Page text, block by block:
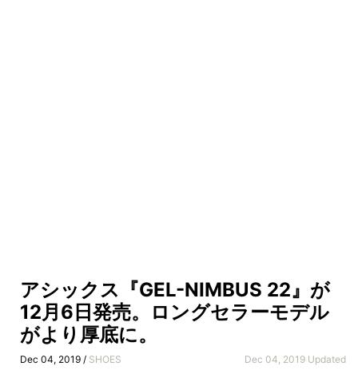
アシックス『GEL-NIMBUS 22』が
12月6日発売。ロングセラーモデル
がより厚底に。
Dec 04, 2019 / SHOES Dec 04, 2019 Updated